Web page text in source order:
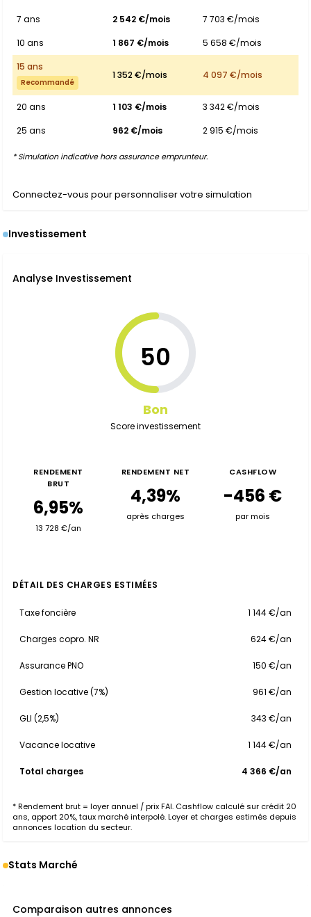
7 ans
2 542 €/mois
7 703 €/mois
10 ans
1 867 €/mois
5 658 €/mois
15 ans
Recommandé
1 352 €/mois 4 097 €/mois
20 ans 1 103 €/mois
3 342 €/mois
25 ans
962 €/mois 2 915 €/mois
* Simulation indicative hors assurance emprunteur.
Connectez-vous pour personnaliser votre simulation
Investissement
Analyse Investissement
50
Bon
Score investissement
RENDEMENT
BRUT
6,95%
13 728 €/an
RENDEMENT NET
4,39%
après charges
CASHFLOW
-456 €
par mois
DÉTAIL DES CHARGES ESTIMÉES
Taxe foncière 1 144 €/an
Charges copro. NR 624 €/an
Assurance PNO 150 €/an
Gestion locative (7%) 961 €/an
GLI (2,5%) 343 €/an
Vacance locative 1 144 €/an
Total charges 4 366 €/an
* Rendement brut = loyer annuel / prix FAI. Cashflow calculé sur crédit 20
ans, apport 20%, taux marché interpolé. Loyer et charges estimés depuis
annonces location du secteur.
Stats Marché
Comparaison autres annonces